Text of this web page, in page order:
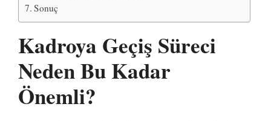
Sonuç
Kadroya Geçiş Süreci
Neden Bu Kadar
Önemli?